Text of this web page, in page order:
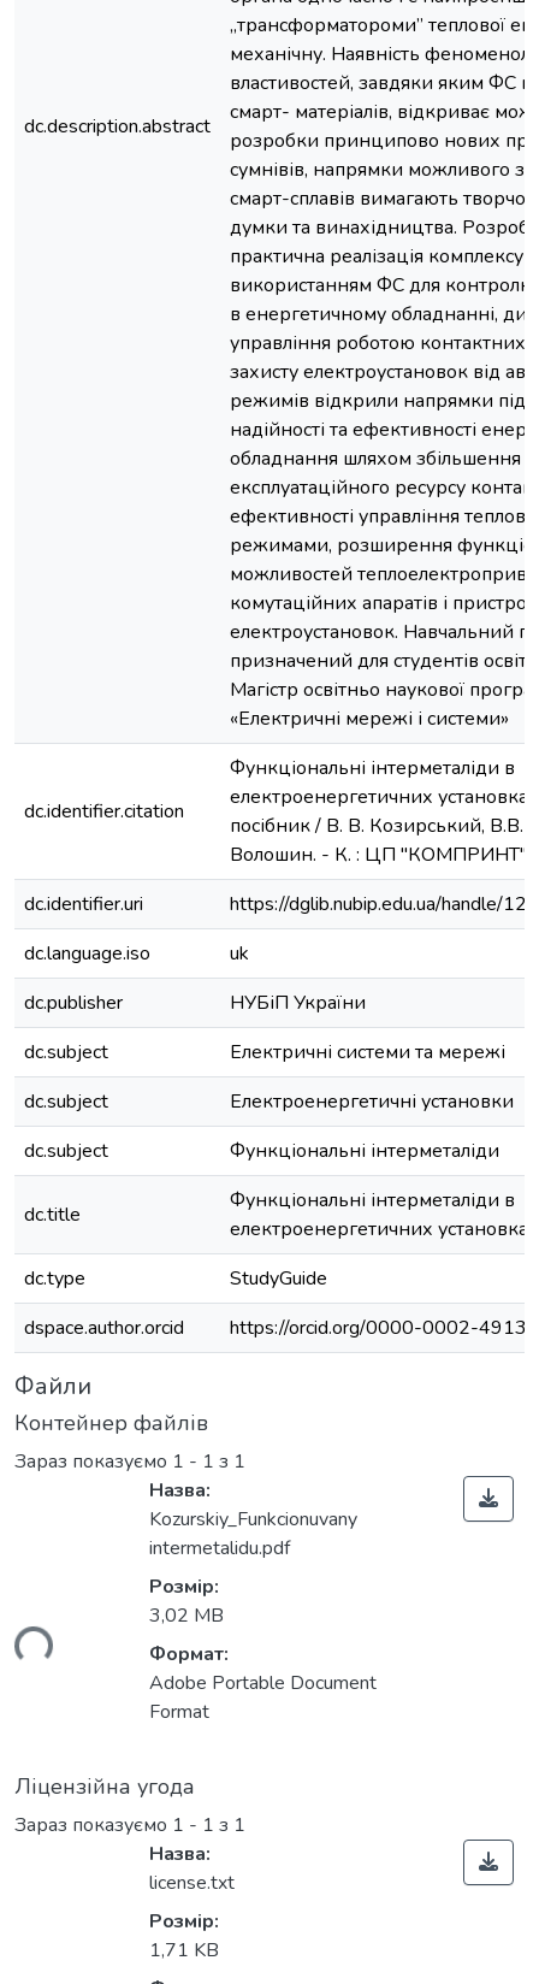
dc.description.abstract
„трансформатороми” теплової
механічну. Наявність
властивостей, завдяки яким ФС
смарт- матеріалів, відкриває
розробки принципово нових
сумнівів, напрямки можливого
смарт-сплавів вимагають
думки та винахідництва.
практична реалізація комплексу
використанням ФС для
в енергетичному обладнанні,
управління роботою контактних
захисту електроустановок від
режимів відкрили напрямки
надійності та ефективності
обладнання шляхом збільшення
експлуатаційного ресурсу
ефективності управління
режимами, розширення
можливостей
комутаційних апаратів і
електроустановок. Навчальний
призначений для студентів
Магістр освітньо наукової
«Електричні мережі і системи»
dc.identifier.citation
Функціональні інтерметаліди в
електроенергетичних
посібник / В. В. Козирський, В.В.
Волошин. - К. : ЦП "КОМПРИНТ",
dc.identifier.uri
https://dglib.nubip.edu.ua/handle/
dc.language.iso
uk
dc.publisher
НУБіП України
dc.subject
Електричні системи та мережі
dc.subject
Електроенергетичні установки
dc.subject
Функціональні інтерметаліди
dc.title
Функціональні інтерметаліди в
електроенергетичних установках
dc.type
StudyGuide
dspace.author.orcid
https://orcid.org/0000-0002-
Файли
Контейнер файлів
Зараз показуємо 1 - 1 з 1
Назва:
Kozurskiy_Funkcionuvany
intermetalidu.pdf
Розмір:
3,02 MB
Формат:
Adobe Portable Document
Format
Ліцензійна угода
Зараз показуємо 1 - 1 з 1
Назва:
license.txt
Розмір:
1,71 KB